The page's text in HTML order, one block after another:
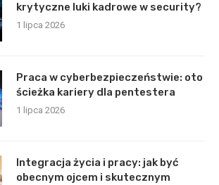
krytyczne luki kadrowe w security?
1 lipca 2026
Praca w cyberbezpieczeństwie: oto
ścieżka kariery dla pentestera
1 lipca 2026
Integracja życia i pracy: jak być
obecnym ojcem i skutecznym